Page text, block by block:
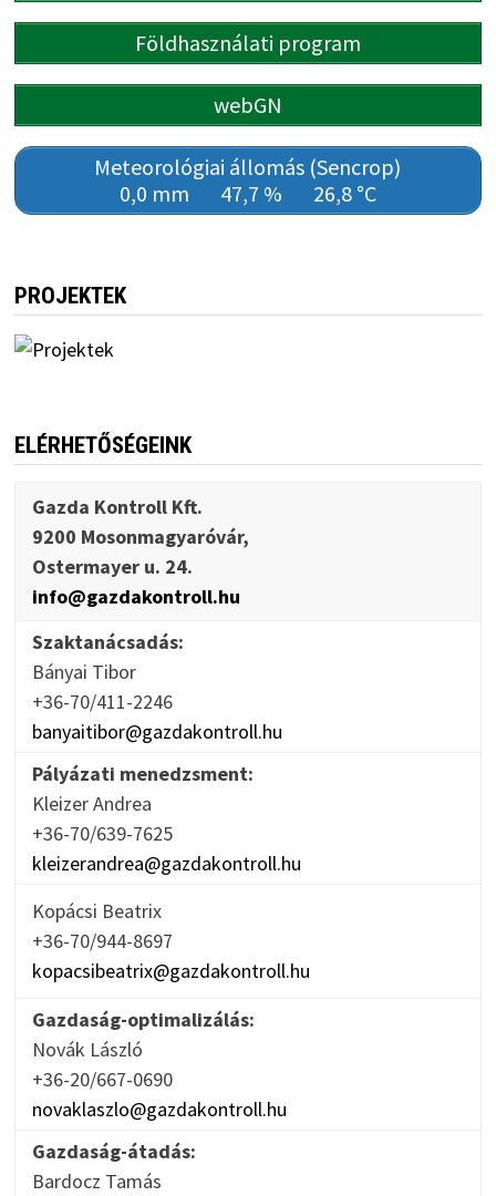
Földhasználati program
webGN
Meteorológiai állomás (Sencrop)
0,0 mm
47,7 % 26,8 °C
PROJEKTEK
ELÉRHETŐSÉGEINK
Gazda Kontroll Kft.
9200 Mosonmagyaróvár,
Ostermayer u. 24.
info@gazdakontroll.hu
Szaktanácsadás:
Bányai Tibor
+36-70/411-2246
banyaitibor@gazdakontroll.hu
Pályázati menedzsment:
Kleizer Andrea
+36-70/639-7625
kleizerandrea@gazdakontroll.hu
Kopácsi Beatrix
+36-70/944-8697
kopacsibeatrix@gazdakontroll.hu
Gazdaság-optimalizálás:
Novák László
+36-20/667-0690
novaklaszlo@gazdakontroll.hu
Gazdaság-átadás:
Bardocz Tamás